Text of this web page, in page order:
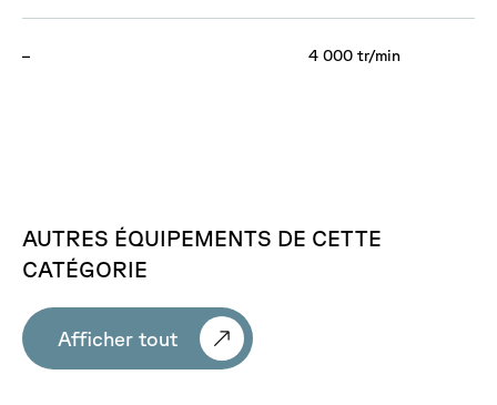
– 4 000 tr/min
AUTRES ÉQUIPEMENTS DE CETTE
CATÉGORIE
Afficher tout